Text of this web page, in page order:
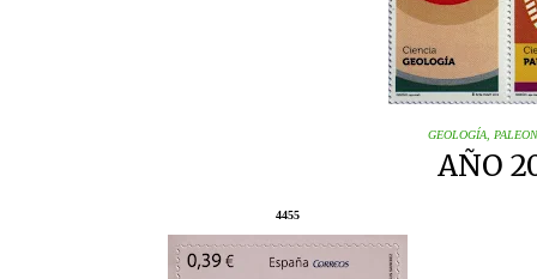
GEOLOGÍA,
AÑO
4455